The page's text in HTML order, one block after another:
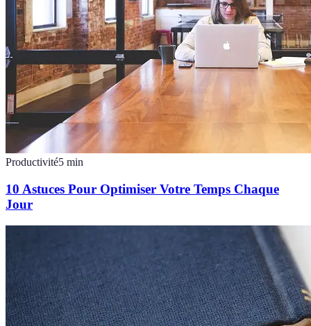
Productivité5 min
10 Astuces Pour Optimiser Votre Temps Chaque
Jour